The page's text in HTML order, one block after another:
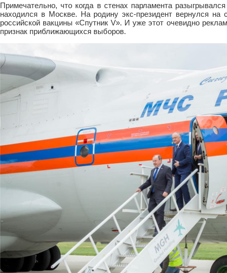
Примечательно, что когда в стенах парламента
находился в Москве. На родину экс-президент вернулся
российской вакцины «Спутник V». И уже этот очевидно
признак приближающихся выборов.